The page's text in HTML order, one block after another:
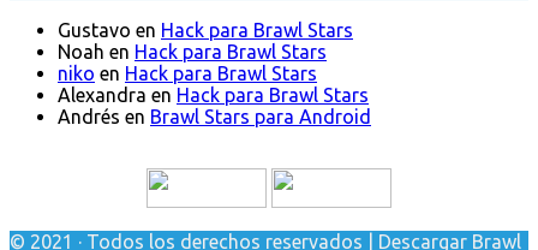
Gustavo en Hack para Brawl Stars
Noah en Hack para Brawl Stars
niko en Hack para Brawl Stars
Alexandra en Hack para Brawl Stars
Andrés en Brawl Stars para Android
© 2021 · Todos los derechos reservados | Descargar Brawl